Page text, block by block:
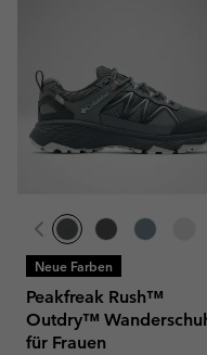
Neue Farben
Peakfreak Rush™
Outdry™
für Frauen